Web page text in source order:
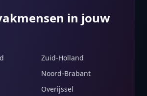
in jouw
Zuid-Holland
Noord-Brabant
Overijssel